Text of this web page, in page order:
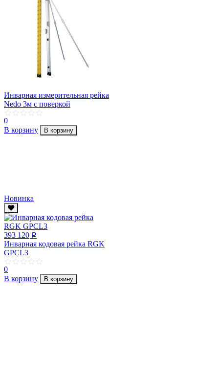
Инварная измерительная рейка
Nedo 3м с поверкой
0
В корзину
В корзину
Новинка
393 120 p
Инварная кодовая рейка RGK
GPCL3
0
В корзину
В корзину